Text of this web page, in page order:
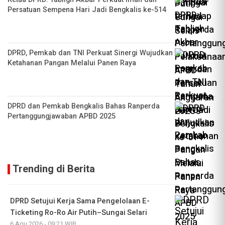
Persatuan Sempena Hari Jadi Bengkalis ke-514
DPRD, Pemkab dan TNI Perkuat Sinergi Wujudkan
Ketahanan Pangan Melalui Panen Raya
DPRD dan Pemkab Bengkalis Bahas Ranperda
Pertanggungjawaban APBD 2025
Trending di Berita
DPRD Setujui Kerja Sama Pengelolaan E-
Ticketing Ro-Ro Air Putih–Sungai Selari